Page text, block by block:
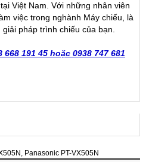
Việt Nam. Với những nhân viên
việc trong nghành Máy chiếu, là
pháp trình chiếu của bạn.
191 45 hoặc 0938 747 681
, Panasonic PT-VX505N